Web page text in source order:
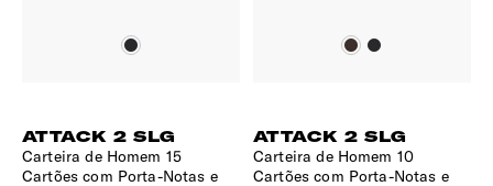
ATTACK 2 SLG
Carteira de Homem 15
Cartões com Porta-Notas e
ATTACK 2 SLG
Carteira de Homem 10
Cartões com Porta-Notas e